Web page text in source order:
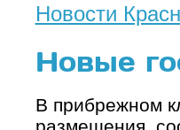
Новости
Новые
В прибрежном